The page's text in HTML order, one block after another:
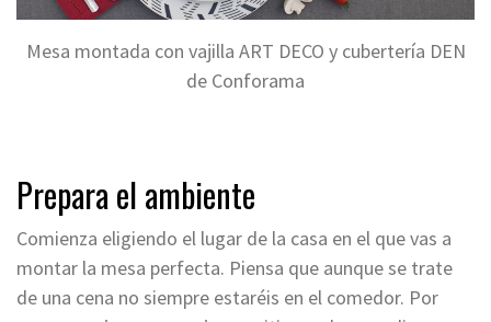
Mesa montada con vajilla ART DECO y cubertería DEN
de Conforama
Prepara el ambiente
Comienza eligiendo el lugar de la casa en el que vas a
montar la mesa perfecta. Piensa que aunque se trate
de una cena no siempre estaréis en el comedor. Por